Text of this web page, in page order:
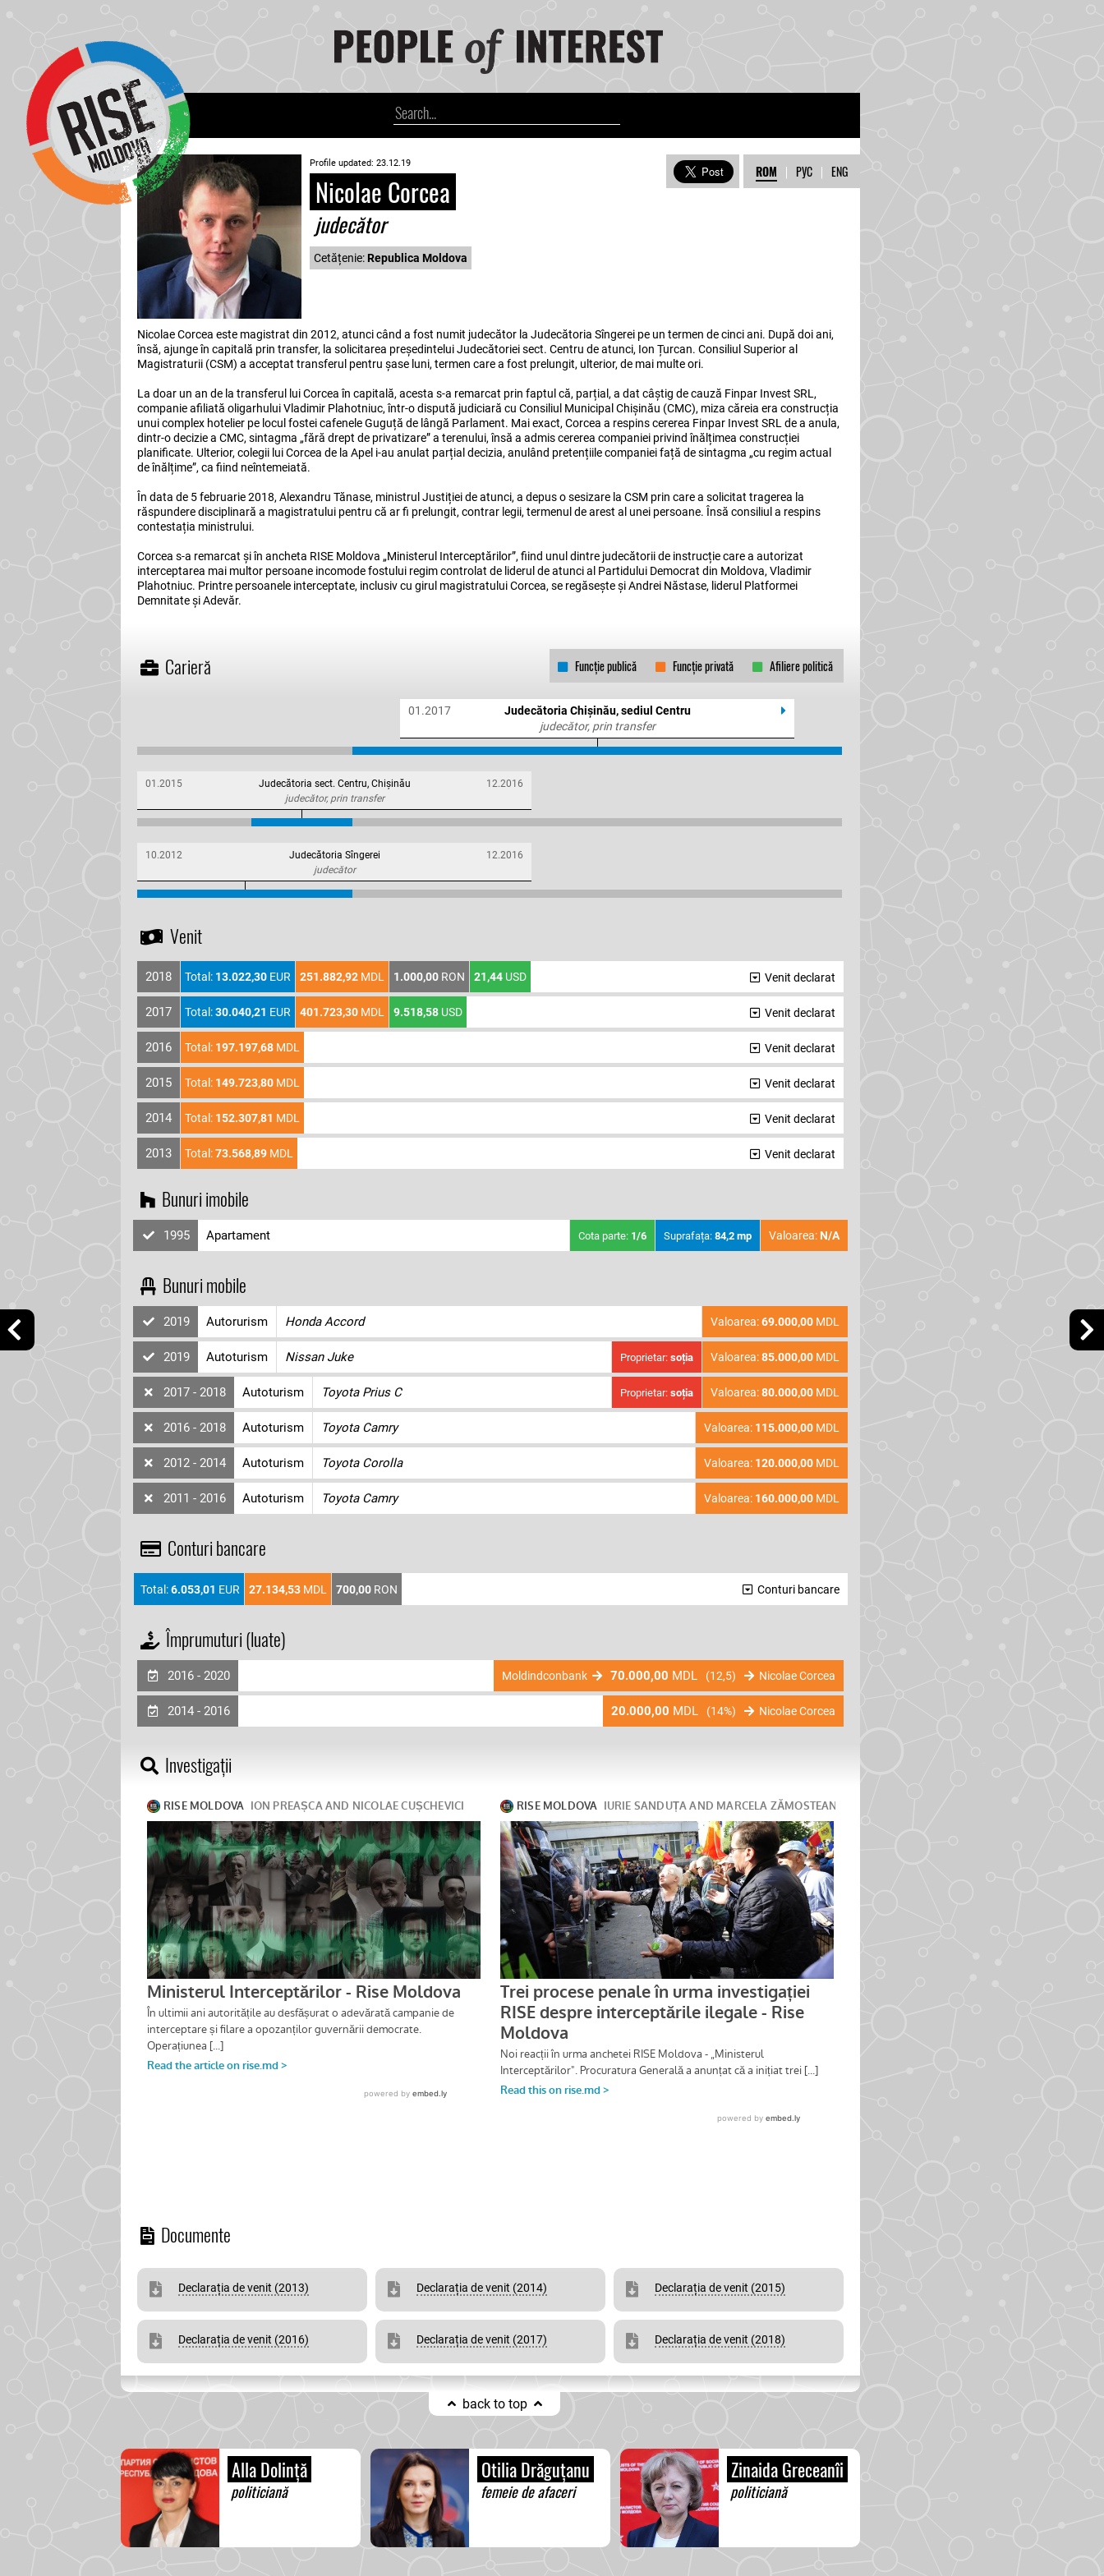
ENG
|
РУС
|
ROM
Profile updated: 23.12.19
Nicolae Corcea
judecător
Cetățenie: Republica Moldova
Nicolae Corcea este magistrat din 2012, atunci când a fost numit judecător la Judecătoria Sîngerei pe un termen de cinci ani. După doi ani,
însă, ajunge în capitală prin transfer, la solicitarea președintelui Judecătoriei sect. Centru de atunci, Ion Țurcan. Consiliul Superior al
Magistraturii (CSM) a acceptat transferul pentru șase luni, termen care a fost prelungit, ulterior, de mai multe ori.
La doar un an de la transferul lui Corcea în capitală, acesta s-a remarcat prin faptul că, parțial, a dat câștig de cauză Finpar Invest SRL,
companie afiliată oligarhului Vladimir Plahotniuc, într-o dispută judiciară cu Consiliul Municipal Chișinău (CMC), miza căreia era construcția
unui complex hotelier pe locul fostei cafenele Guguță de lângă Parlament. Mai exact, Corcea a respins cererea Finpar Invest SRL de a anula,
dintr-o decizie a CMC, sintagma „fără drept de privatizare” a terenului, însă a admis cererea companiei privind înălțimea construcției
planificate. Ulterior, colegii lui Corcea de la Apel i-au anulat parțial decizia, anulând pretențiile companiei față de sintagma „cu regim actual
de înălțime”, ca fiind neîntemeiată.
În data de 5 februarie 2018, Alexandru Tănase, ministrul Justiției de atunci, a depus o sesizare la CSM prin care a solicitat tragerea la
răspundere disciplinară a magistratului pentru că ar fi prelungit, contrar legii, termenul de arest al unei persoane. Însă consiliul a respins
contestația ministrului.
Corcea s-a remarcat și în ancheta RISE Moldova „Ministerul Interceptărilor”, fiind unul dintre judecătorii de instrucție care a autorizat
interceptarea mai multor persoane incomode fostului regim controlat de liderul de atunci al Partidului Democrat din Moldova, Vladimir
Plahotniuc. Printre persoanele interceptate, inclusiv cu girul magistratului Corcea, se regăsește și Andrei Năstase, liderul Platformei
Demnitate și Adevăr.
Afiliere politică
Funcție privată
Funcție publică
Carieră
01.2017
Judecătoria Chișinău, sediul Centru
judecător, prin transfer
01.2015 Judecătoria sect. Centru, Chișinău
12.2016
judecător, prin transfer
10.2012 Judecătoria Sîngerei
12.2016
judecător
Venit
2018 Total: 13.022,30 EUR 251.882,92 MDL 1.000,00 RON 21,44 USD Venit declarat
2017 Total:30.040,21 EUR 401.723,30 MDL 9.518,58 USD Venit declarat
2016 Total: 197.197,68 MDL Venit declarat
2015 Total: 149.723,80 MDL Venit declarat
2014 Total: 152.307,81 MDL Venit declarat
2013 Total:73.568,89 MDL Venit declarat
Bunuri imobile
1995 Apartament Valoarea: N/A
Suprafața: 84,2 mp
Cota parte: 1/6
Bunuri mobile
2019 Autorurism Honda Accord Valoarea:69.000,00 MDL
2019 Autoturism Nissan Juke Valoarea:85.000,00 MDL
Proprietar: soția
2017 - 2018 Autoturism Toyota Prius C Valoarea:80.000,00 MDL
Proprietar: soția
2016 - 2018 Autoturism Toyota Camry Valoarea: 115.000,00 MDL
2012 - 2014 Autoturism Toyota Corolla Valoarea: 120.000,00 MDL
2011 - 2016 Autoturism Toyota Camry Valoarea: 160.000,00 MDL
Conturi bancare
Total:6.053,01 EUR 27.134,53 MDL 700,00 RON Conturi bancare
Împrumuturi (luate)
2016 - 2020 Nicolae Corcea
(12,5)
70.000,00 MDL
Moldindconbank
2014 - 2016 Nicolae Corcea
(14%)
20.000,00 MDL
Investigații
Documente
Declarația de venit (2013) Declarația de venit (2014) Declarația de venit (2015)
Declarația de venit (2016) Declarația de venit (2017) Declarația de venit (2018)
back to top
Alla Dolință
politiciană
Otilia Drăguțanu
femeie de afaceri
Zinaida Greceanîi
politiciană